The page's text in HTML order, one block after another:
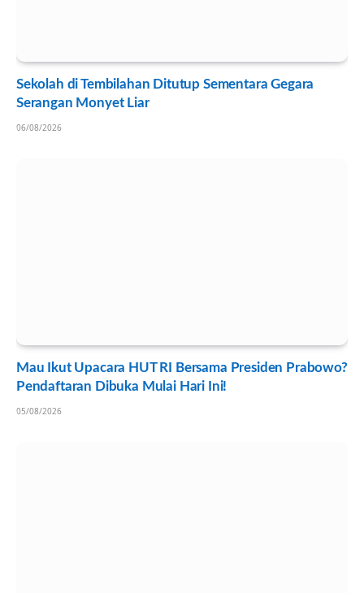
Sekolah di Tembilahan Ditutup Sementara Gegara
Serangan Monyet Liar
06/08/2026
Mau Ikut Upacara HUT RI Bersama Presiden Prabowo?
Pendaftaran Dibuka Mulai Hari Ini!
05/08/2026